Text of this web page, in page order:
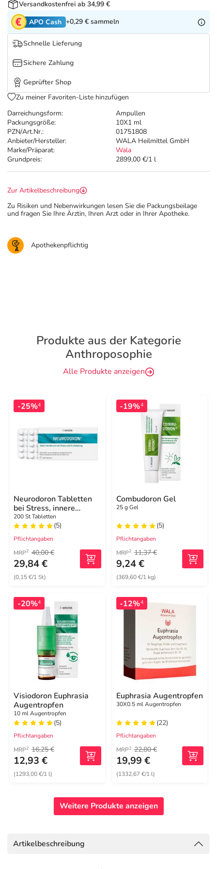
Tierapotheke
Vitamine & Mineralstoffe
Marken
Salus Deals
Darreichungsform:
Ampullen
Packungsgröße:
10X1 ml
PZN/Art.Nr.:
01751808
Anbieter/Hersteller:
WALA Heilmittel GmbH
Marke/Präparat:
Wala
Grundpreis:
2899,00 €/1 l
Versandkostenfrei ab 34,99 €
APO Cash +0,29 € sammeln
Schnelle Lieferung
Sichere Zahlung
Geprüfter Shop
Zu meiner Favoriten-Liste hinzufügen
Zur Artikelbeschreibung
Zu Risiken und Nebenwirkungen lesen Sie die Packungsbeilage
und fragen Sie Ihre Ärztin, Ihren Arzt oder in Ihrer Apotheke.
Apothekenpflichtig
Produkte aus der Kategorie
Anthroposophie
Alle Produkte anzeigen
-25%4
Neurodoron Tabletten
bei Stress, innere
Unruhe
200 St Tabletten
(5)
Pflichtangaben
MRP2 40,00 €
29,84 €
(0,15 €/1 St)
-19%4
Combudoron Gel
25 g Gel
(5)
Pflichtangaben
MRP2 11,37 €
9,24 €
(369,60 €/1 kg)
-20%4
Visiodoron Euphrasia
Augentropfen
10 ml Augentropfen
(5)
Pflichtangaben
MRP2 16,25 €
12,93 €
(1293,00 €/1 l)
-12%4
Euphrasia Augentropfen
30X0.5 ml Augentropfen
(22)
Pflichtangaben
MRP2 22,80 €
19,99 €
(1332,67 €/1 l)
Weitere Produkte anzeigen
Artikelbeschreibung